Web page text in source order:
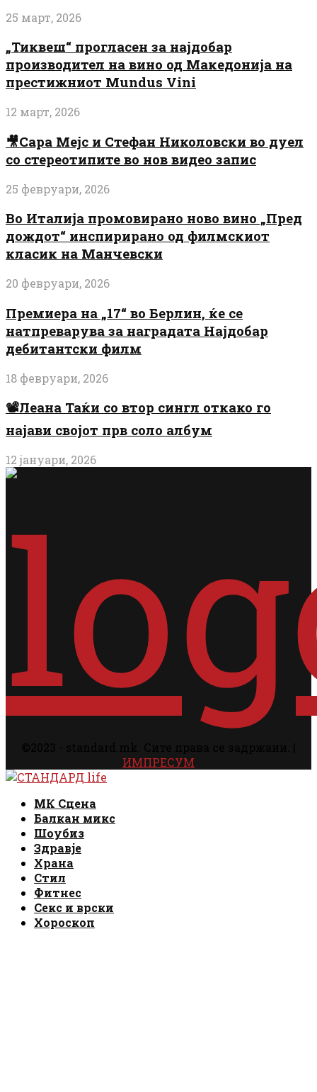
25 март, 2026
„Тиквеш“ прогласен за најдобар
производител на вино од Македонија на
престижниот Mundus Vini
12 март, 2026
🎥Сара Мејс и Стефан Николовски во дуел
со стереотипите во нов видео запис
25 февруари, 2026
Во Италија промовирано ново вино „Пред
дождот“ инспирирано од филмскиот
класик на Манчевски
20 февруари, 2026
Премиера на „17“ во Берлин, ќе се
натпреварува за наградата Најдобар
дебитантски филм
18 февруари, 2026
📽️Леана Таќи со втор сингл откако го
најави својот прв соло албум
12 јануари, 2026
ИМПРЕСУМ
Facebook
Instagram
Email
Rss
МК Сцена
Балкан микс
Шоубиз
Здравје
Храна
Стил
Фитнес
Секс и врски
Хороскоп